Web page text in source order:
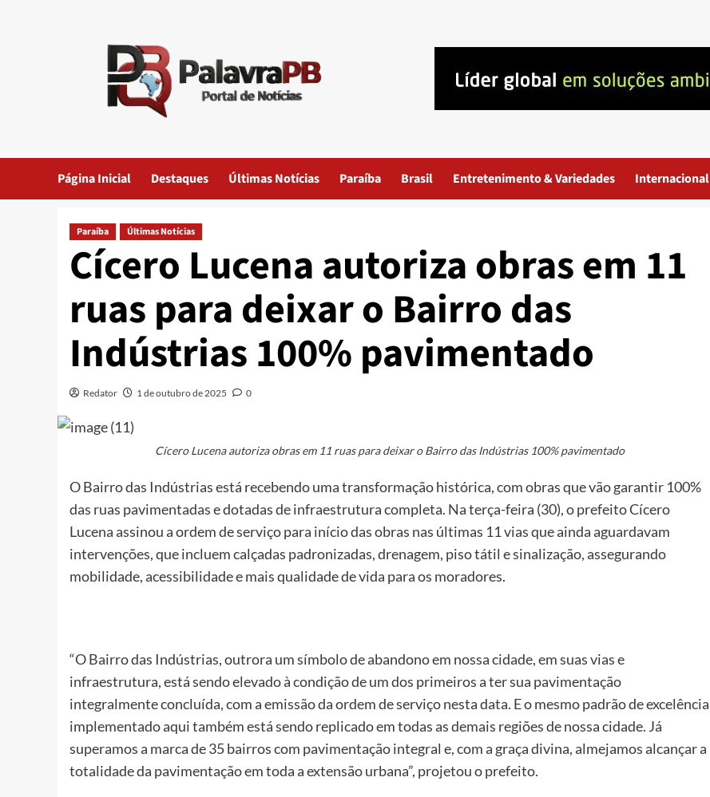
Página Inicial Destaques Últimas Notícias Paraíba Brasil Entretenimento & Variedades Internacional
Paraíba Últimas Notícias
Cícero Lucena autoriza obras em 11
ruas para deixar o Bairro das
Indústrias 100% pavimentado
Redator 1 de outubro de 2025 0
Cícero Lucena autoriza obras em 11 ruas para deixar o Bairro das Indústrias 100% pavimentado
O Bairro das Indústrias está recebendo uma transformação histórica, com obras que vão garantir 100%
das ruas pavimentadas e dotadas de infraestrutura completa. Na terça-feira (30), o prefeito Cícero
Lucena assinou a ordem de serviço para início das obras nas últimas 11 vias que ainda aguardavam
intervenções, que incluem calçadas padronizadas, drenagem, piso tátil e sinalização, assegurando
mobilidade, acessibilidade e mais qualidade de vida para os moradores.
“O Bairro das Indústrias, outrora um símbolo de abandono em nossa cidade, em suas vias e
infraestrutura, está sendo elevado à condição de um dos primeiros a ter sua pavimentação
integralmente concluída, com a emissão da ordem de serviço nesta data. E o mesmo padrão de excelência
implementado aqui também está sendo replicado em todas as demais regiões de nossa cidade. Já
superamos a marca de 35 bairros com pavimentação integral e, com a graça divina, almejamos alcançar a
totalidade da pavimentação em toda a extensão urbana”, projetou o prefeito.